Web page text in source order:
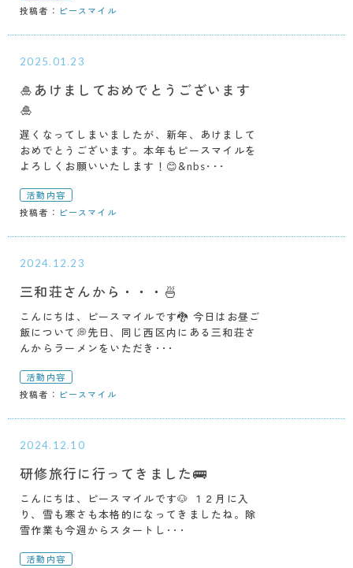
投稿者： ピースマイル
2025.01.23
🎍あけましておめでとうございます
🎍
遅くなってしまいましたが、新年、あけまして
おめでとうございます。本年もピースマイルを
よろしくお願いいたします！😊&nbs･･･
活動内容
投稿者： ピースマイル
2024.12.23
三和荘さんから・・・🍜
こんにちは、ピースマイルです🐉 今日はお昼ご
飯について💭先日、同じ西区内にある三和荘さ
んからラーメンをいただき･･･
活動内容
投稿者： ピースマイル
2024.12.10
研修旅行に行ってきました🚌
こんにちは、ピースマイルです🐶 １２月に入
り、雪も寒さも本格的になってきましたね。除
雪作業も今週からスタートし･･･
活動内容